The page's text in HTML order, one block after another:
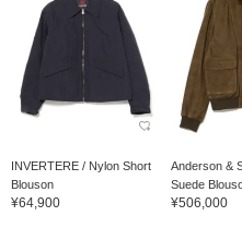
INVERTERE / Nylon Short
Blouson
¥64,900
Anderson &
Suede
¥506,000